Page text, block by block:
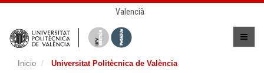
Valencià
Inicio Universitat Politècnica de València